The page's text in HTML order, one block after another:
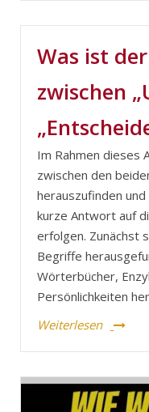
Was ist
zwischen
Im Rahmen dieses
zwischen den
herauszufinden
kurze Antwort auf
erfolgen. Zunächst
Begriffe
Wörterbücher,
Persönlichkeiten
Weiterlesen